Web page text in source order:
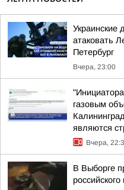
Украинские
атаковать
Петербург
Вчера, 23:00
газовым
являются
Вчера,
В Выборге